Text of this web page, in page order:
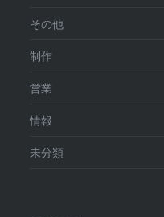
その他
制作
営業
情報
未分類